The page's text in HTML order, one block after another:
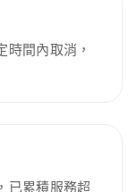
時間內取消，
已累積服務超